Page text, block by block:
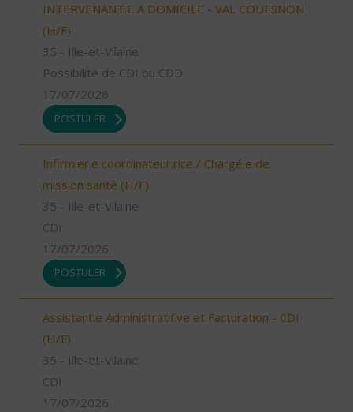
INTERVENANT.E A DOMICILE - VAL COUESNON
(H/F)
35 - Ille-et-Vilaine
Possibilité de CDI ou CDD
17/07/2026
POSTULER
Infirmier.e coordinateur.rice / Chargé.e de
mission santé (H/F)
35 - Ille-et-Vilaine
CDI
17/07/2026
POSTULER
Assistant.e Administratif.ve et Facturation - CDI
(H/F)
35 - Ille-et-Vilaine
CDI
17/07/2026